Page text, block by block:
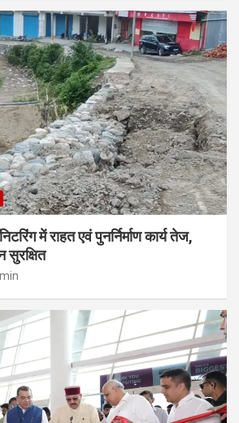
में राहत एवं पुनर्निर्माण कार्य तेज,
सुरक्षित